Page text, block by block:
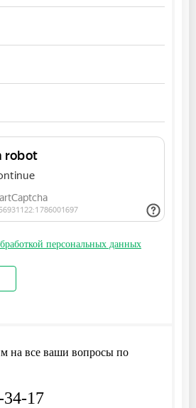
персональных данных
на все ваши вопросы по
34-17